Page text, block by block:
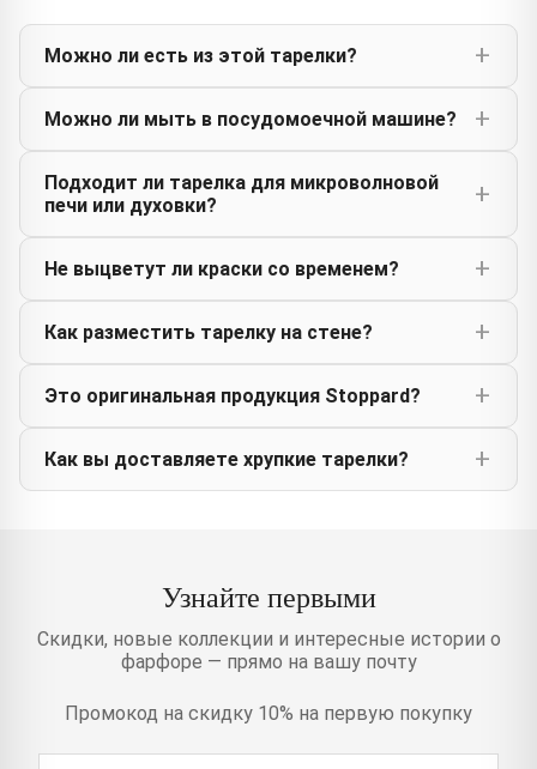
Можно ли есть из этой тарелки?
Можно ли мыть в посудомоечной машине?
Подходит ли тарелка для микроволновой
печи или духовки?
Не выцветут ли краски со временем?
Как разместить тарелку на стене?
Это оригинальная продукция Stoppard?
Как вы доставляете хрупкие тарелки?
Узнайте первыми
Скидки, новые коллекции и интересные истории о
фарфоре — прямо на вашу почту
Промокод на скидку 10% на первую покупку